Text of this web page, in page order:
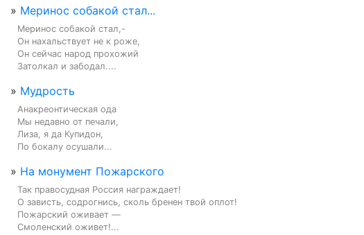
» Меринос собакой стал...
Меринос собакой стал,-
Он нахальствует не к роже,
Он сейчас народ прохожий
Затолкал и забодал....
» Мудрость
Анакреонтическая ода
Мы недавно от печали,
Лиза, я да Купидон,
По бокалу осушали...
» На монумент Пожарского
Так правосудная Россия награждает!
О зависть, содрогнись, сколь бренен твой оплот!
Пожарский оживает —
Смоленский оживет!...